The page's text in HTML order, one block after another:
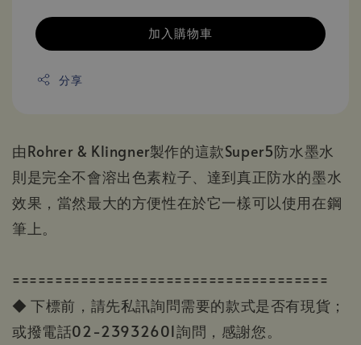
加入購物車
分享
由Rohrer & Klingner製作的這款Super5防水墨水
則是完全不會溶出色素粒子、達到真正防水的墨水
效果，當然最大的方便性在於它一樣可以使用在鋼
筆上。
=====================================
◆ 下標前，請先私訊詢問需要的款式是否有現貨；
或撥電話02-23932601詢問，感謝您。